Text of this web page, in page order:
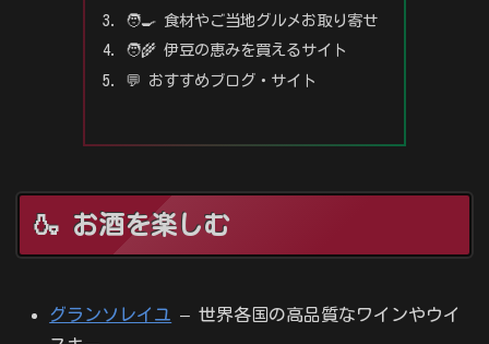
🧑‍🍳 食材やご当地グルメお取り寄せ
🧑‍🌾 伊豆の恵みを買えるサイト
💬 おすすめブログ・サイト
🍶 お酒を楽しむ
グランソレイユ
– 世界各国の高品質なワインやウイ